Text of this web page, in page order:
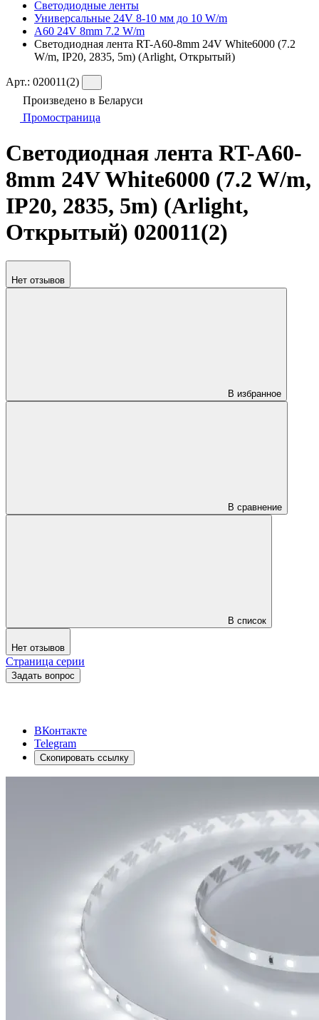
Светодиодные ленты
Универсальные 24V 8-10 мм до 10 W/m
A60 24V 8mm 7.2 W/m
Светодиодная лента RT-A60-8mm 24V White6000 (7.2
W/m, IP20, 2835, 5m) (Arlight, Открытый)
Арт.: 020011(2)
Произведено в Беларуси
Промостраница
Светодиодная лента RT-A60-
8mm 24V White6000 (7.2 W/m,
IP20, 2835, 5m) (Arlight,
Открытый) 020011(2)
Нет отзывов
В избранное
В сравнение
В список
Нет отзывов
Страница серии
Задать вопрос
ВКонтакте
Telegram
Скопировать ссылку